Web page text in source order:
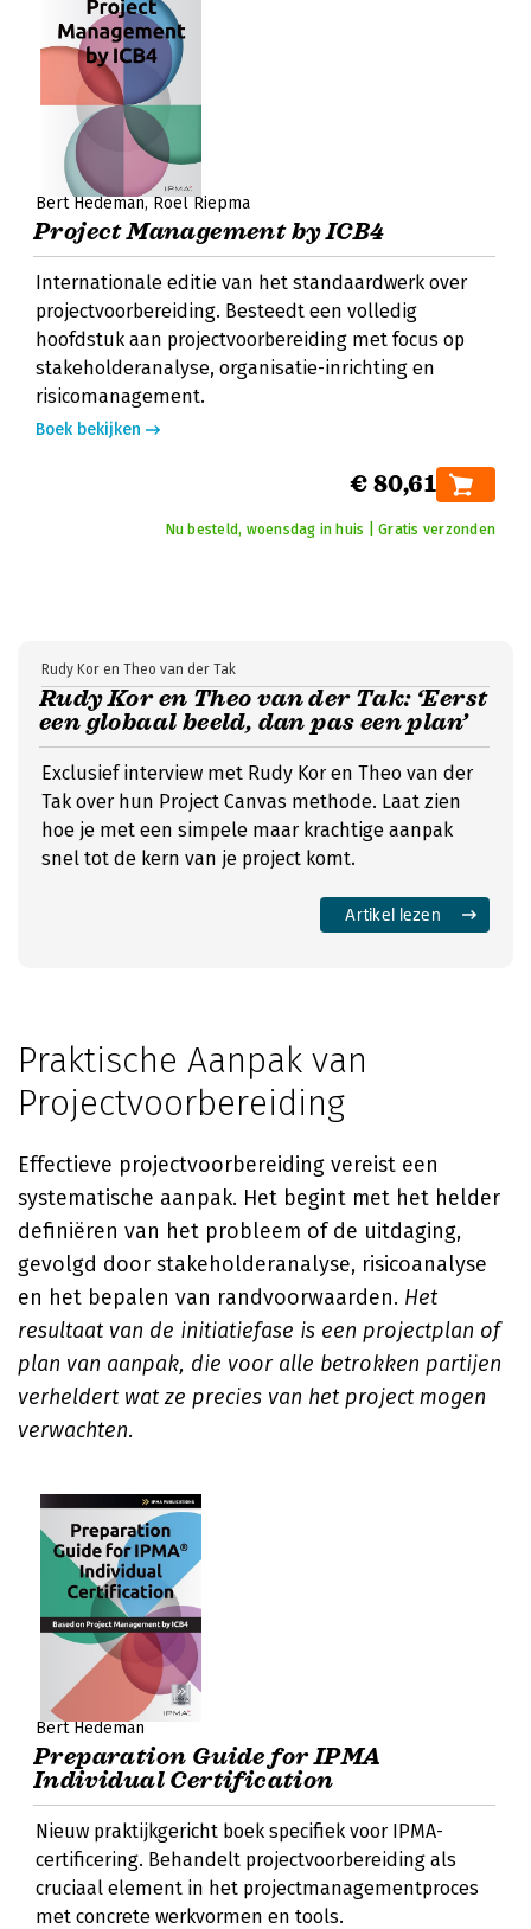
Bert Hedeman Roel Riepma
Project Management by ICB4
Internationale editie van het standaardwerk over
projectvoorbereiding. Besteedt een volledig
hoofdstuk aan projectvoorbereiding met focus op
stakeholderanalyse, organisatie-inrichting en
risicomanagement.
Boek bekijken
€ 80,61
Nu besteld, woensdag in huis | Gratis verzonden
Rudy Kor en Theo van der Tak: ‘Eerst
een globaal beeld, dan pas een plan’
Rudy Kor en Theo van der Tak
Exclusief interview met Rudy Kor en Theo van der
Tak over hun Project Canvas methode. Laat zien
hoe je met een simpele maar krachtige aanpak
snel tot de kern van je project komt.
Artikel lezen
Praktische Aanpak van
Projectvoorbereiding
Effectieve projectvoorbereiding vereist een
systematische aanpak. Het begint met het helder
definiëren van het probleem of de uitdaging,
gevolgd door stakeholderanalyse, risicoanalyse
en het bepalen van randvoorwaarden. Het
resultaat van de initiatiefase is een projectplan of
plan van aanpak, die voor alle betrokken partijen
verheldert wat ze precies van het project mogen
verwachten.
Bert Hedeman
Preparation Guide for IPMA
Individual Certification
Nieuw praktijkgericht boek specifiek voor IPMA-
certificering. Behandelt projectvoorbereiding als
cruciaal element in het projectmanagementproces
met concrete werkvormen en tools.